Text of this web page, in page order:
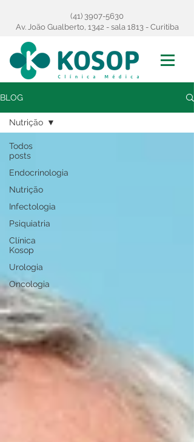
(41) 3907-5630
Av. João Gualberto, 1342 - sala 1813 - Curitiba
BLOG
Todos
posts
Endocrinologia
Nutrição
Infectologia
Psiquiatria
Clínica
Kosop
Urologia
Oncologia
Nutrição